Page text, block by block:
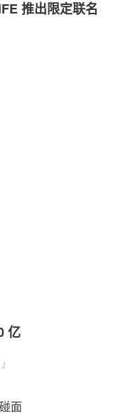
推出限定联名
亿